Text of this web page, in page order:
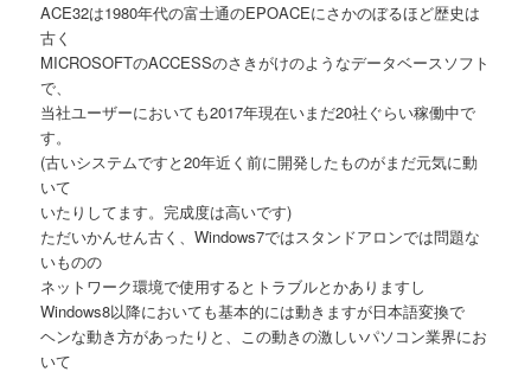
ACE32は1980年代の富士通のEPOACEにさかのぼるほど歴史は
古く
MICROSOFTのACCESSのさきがけのようなデータベースソフト
で、
当社ユーザーにおいても2017年現在いまだ20社ぐらい稼働中で
す。
(古いシステムですと20年近く前に開発したものがまだ元気に動
いて
いたりしてます。完成度は高いです)
ただいかんせん古く、Windows7ではスタンドアロンでは問題な
いものの
ネットワーク環境で使用するとトラブルとかありますし
Windows8以降においても基本的には動きますが日本語変換で
ヘンな動き方があったりと、この動きの激しいパソコン業界にお
いて